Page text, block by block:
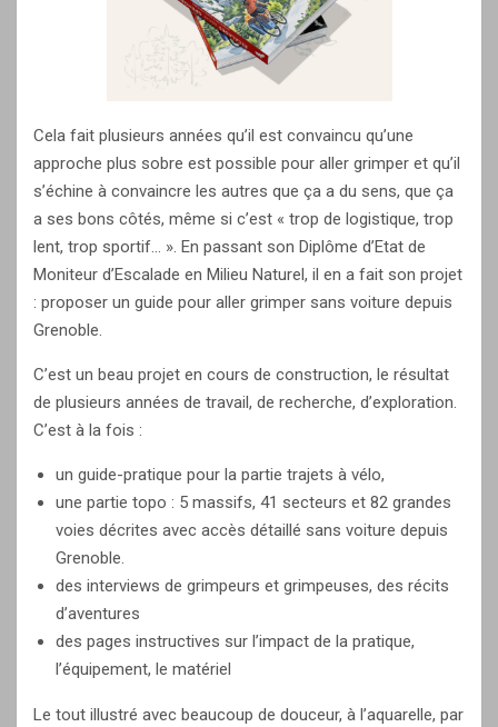
Cela fait plusieurs années qu’il est convaincu qu’une
approche plus sobre est possible pour aller grimper et qu’il
s’échine à convaincre les autres que ça a du sens, que ça
a ses bons côtés, même si c’est « trop de logistique, trop
lent, trop sportif… ». En passant son Diplôme d’Etat de
Moniteur d’Escalade en Milieu Naturel, il en a fait son projet
: proposer un guide pour aller grimper sans voiture depuis
Grenoble.
C’est un beau projet en cours de construction, le résultat
de plusieurs années de travail, de recherche, d’exploration.
C’est à la fois :
un guide-pratique pour la partie trajets à vélo,
une partie topo : 5 massifs, 41 secteurs et 82 grandes
voies décrites avec accès détaillé sans voiture depuis
Grenoble.
des interviews de grimpeurs et grimpeuses, des récits
d’aventures
des pages instructives sur l’impact de la pratique,
l’équipement, le matériel
Le tout illustré avec beaucoup de douceur, à l’aquarelle, par